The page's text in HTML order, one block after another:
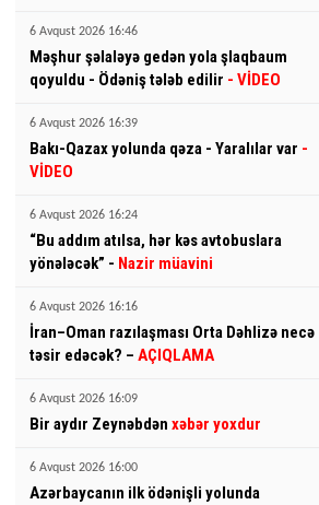
6 Avqust 2026 16:46
Məşhur şəlaləyə gedən yola şlaqbaum
qoyuldu - Ödəniş tələb edilir - VİDEO
6 Avqust 2026 16:39
Bakı-Qazax yolunda qəza - Yaralılar var -
VİDEO
6 Avqust 2026 16:24
“Bu addım atılsa, hər kəs avtobuslara
yönələcək” - Nazir müavini
6 Avqust 2026 16:16
İran–Oman razılaşması Orta Dəhlizə necə
təsir edəcək? – AÇIQLAMA
6 Avqust 2026 16:09
Bir aydır Zeynəbdən xəbər yoxdur
6 Avqust 2026 16:00
Azərbaycanın ilk ödənişli yolunda